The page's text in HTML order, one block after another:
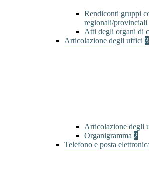
Rendiconti gruppi
regionali/provinciali
Atti degli organi di
Articolazione degli uffici 3
Articolazione degli
Organigramma 2
Telefono e posta